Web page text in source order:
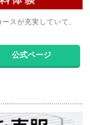
スが充実していて、
公式ページ